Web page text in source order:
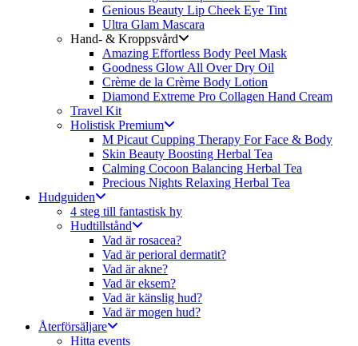
Genious Beauty Lip Cheek Eye Tint
Ultra Glam Mascara
Hand- & Kroppsvård
Amazing Effortless Body Peel Mask
Goodness Glow All Over Dry Oil
Crème de la Crème Body Lotion
Diamond Extreme Pro Collagen Hand Cream
Travel Kit
Holistisk Premium
M Picaut Cupping Therapy For Face & Body
Skin Beauty Boosting Herbal Tea
Calming Cocoon Balancing Herbal Tea
Precious Nights Relaxing Herbal Tea
Hudguiden
4 steg till fantastisk hy
Hudtillstånd
Vad är rosacea?
Vad är perioral dermatit?
Vad är akne?
Vad är eksem?
Vad är känslig hud?
Vad är mogen hud?
Återförsäljare
Hitta events